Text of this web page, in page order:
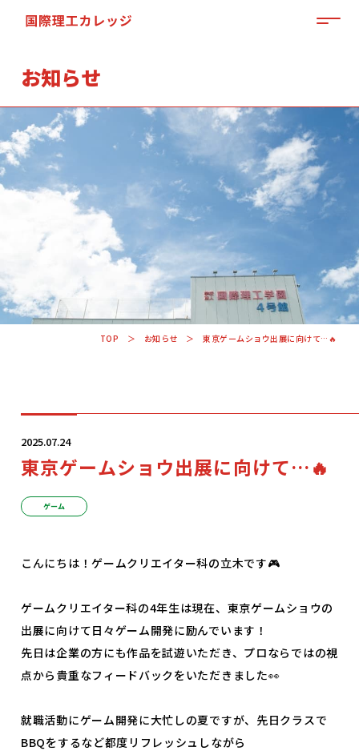
「来て」「見て」「体験」しよう
OPEN CAMPUS
就職サポート
オープンキャンパス
よくあるご質問
プライバシーポリシー
お知らせ
TOP お知らせ 東京ゲームショウ出展に向けて…🔥
2025.07.24
東京ゲームショウ出展に向けて…🔥
ゲーム
こんにちは！ゲームクリエイター科の立木です🎮
ゲームクリエイター科の4年生は現在、東京ゲームショウの
出展に向けて日々ゲーム開発に励んでいます！
先日は企業の方にも作品を試遊いただき、プロならではの視
点から貴重なフィードバックをいただきました👀
就職活動にゲーム開発に大忙しの夏ですが、先日クラスで
BBQをするなど都度リフレッシュしながら